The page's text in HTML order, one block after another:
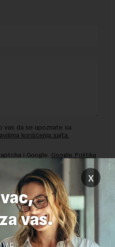
vas da se upoznate sa
korišćenja sajta.
i Google. Google Politika
x
vas.